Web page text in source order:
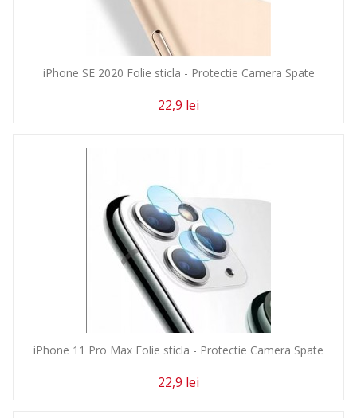
iPhone SE 2020 Folie sticla - Protectie Camera Spate
22,9 lei
iPhone 11 Pro Max Folie sticla - Protectie Camera Spate
22,9 lei